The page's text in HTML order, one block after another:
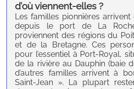
d’où viennent-elles ?
Les familles pionnières arrivent
depuis le port de La
proviennent des régions du
et de la Bretagne. Ces
pour l’essentiel à Port-Royal,
de la rivière au Dauphin (baie
d’autres familles arrivent à
Saint-Jean ». La plupart